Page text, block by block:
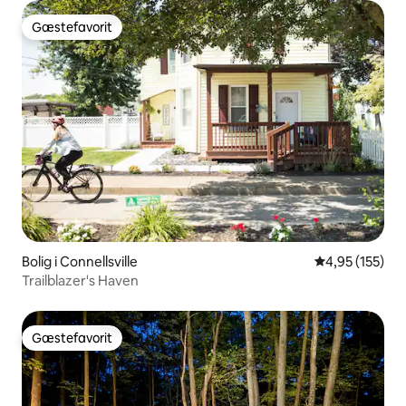
Gæstefavorit
Gæstefavorit
Bolig i Connellsville 4,95 ud af 5 i
4,95 (155)
Trailblazer's Haven
Gæstefavorit
Gæstefavorit